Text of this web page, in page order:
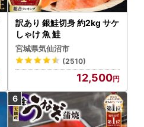
訳あり 銀鮭切身 約2kg サケ
しゃけ 魚 鮭
宮城県気仙沼市
(2510)
12,500